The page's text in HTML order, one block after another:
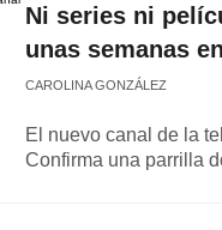
Ni series ni
unas semanas
CAROLINA GONZÁLEZ
El nuevo canal de la
Confirma una parrilla